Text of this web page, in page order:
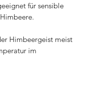
für sensible
Himbeergeist meist
im